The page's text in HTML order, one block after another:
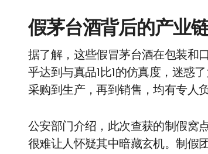
假茅台酒背后的产业
据了解，这些假冒茅台酒在包装和
乎达到与真品1比1的仿真度，迷惑
采购到生产，再到销售，均有专人
公安部门介绍，此次查获的制假窝
很难让人怀疑其中暗藏玄机。制假